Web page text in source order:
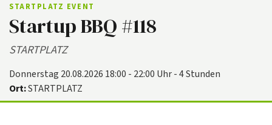
STARTPLATZ EVENT
Startup BBQ #118
STARTPLATZ
Donnerstag 20.08.2026 18:00 - 22:00 Uhr - 4 Stunden
Ort:STARTPLATZ